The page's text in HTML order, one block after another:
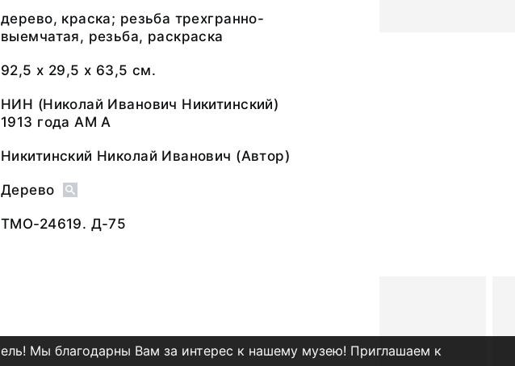
дерево, краска; резьба трехгранно-
выемчатая, резьба, раскраска
92,5 х 29,5 х 63,5 см.
НИН (Николай Иванович Никитинский)
1913 года АМ А
Никитинский Николай Иванович (Автор)
Дерево
ТМО-24619. Д-75
Мы благодарны Вам за интерес к нашему музею! Приглашаем к